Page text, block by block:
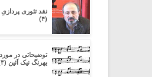
نقد تئوری
(۴)
توضیحاتی در
بهرنگ نیک آئین (۴)